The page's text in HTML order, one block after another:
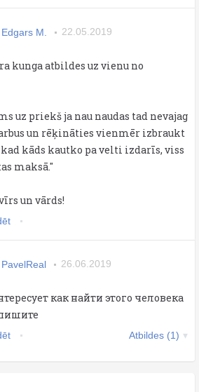
Edgars M. 22.05.2019
kunga atbildes uz vienu no
uz priekš ja nau naudas tad nevajag
un rēķināties vienmēr izbraukt
kāds kautko pa velti izdarīs, viss
maksā.''
un vārds!
PavelReal 26.06.2019
как найти этого человека
Atbildes (1)